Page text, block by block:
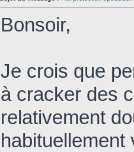
Bonsoir,
Je crois que
à cracker des
relativement
habituellement